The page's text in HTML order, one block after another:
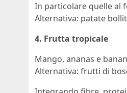
In particolare quelle al
Alternativa: patate
4. Frutta tropicale
Mango, ananas e
Alternativa: frutti di